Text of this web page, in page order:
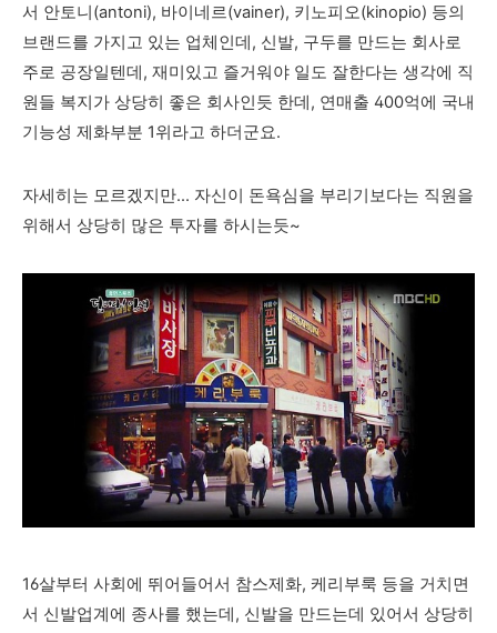
서 안토니(antoni), 바이네르(vainer), 키노피오(kinopio) 등의
브랜드를 가지고 있는 업체인데, 신발, 구두를 만드는 회사로
주로 공장일텐데, 재미있고 즐거워야 일도 잘한다는 생각에 직
원들 복지가 상당히 좋은 회사인듯 한데, 연매출 400억에 국내
기능성 제화부분 1위라고 하더군요.
자세히는 모르겠지만... 자신이 돈욕심을 부리기보다는 직원을
위해서 상당히 많은 투자를 하시는듯~
16살부터 사회에 뛰어들어서 참스제화, 케리부룩 등을 거치면
서 신발업계에 종사를 했는데, 신발을 만드는데 있어서 상당히